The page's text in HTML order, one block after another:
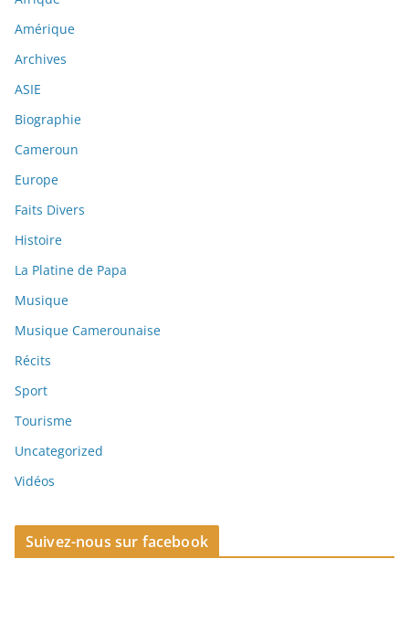
Amérique
Archives
ASIE
Biographie
Cameroun
Europe
Faits Divers
Histoire
La Platine de Papa
Musique
Musique Camerounaise
Récits
Sport
Tourisme
Uncategorized
Vidéos
Suivez-nous sur facebook